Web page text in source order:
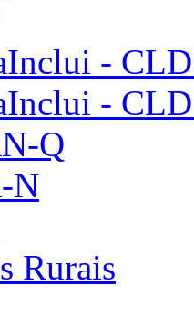
-
-
Q
N
Rurais